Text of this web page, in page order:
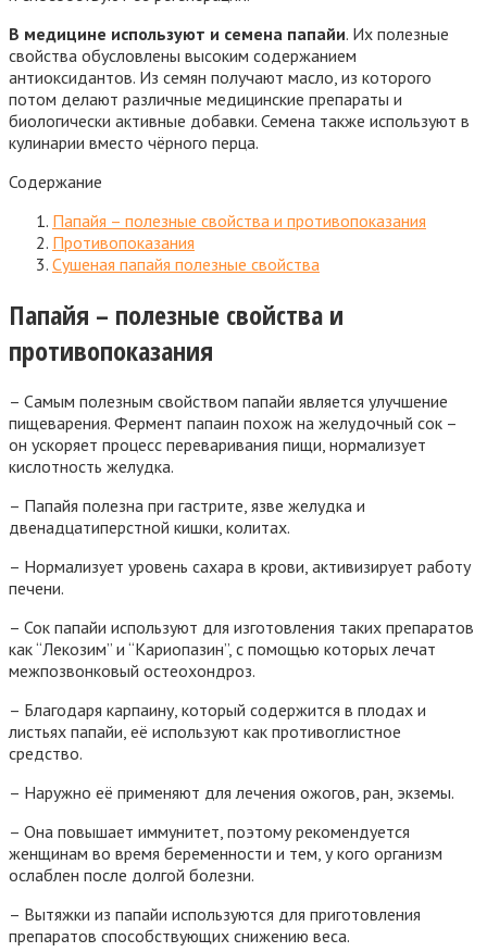
В медицине используют и семена папайи. Их полезные
свойства обусловлены высоким содержанием
антиоксидантов. Из семян получают масло, из которого
потом делают различные медицинские препараты и
биологически активные добавки. Семена также используют в
кулинарии вместо чёрного перца.
Содержание
Папайя – полезные свойства и противопоказания
Противопоказания
Сушеная папайя полезные свойства
Папайя – полезные свойства и
противопоказания
– Самым полезным свойством папайи является улучшение
пищеварения. Фермент папаин похож на желудочный сок –
он ускоряет процесс переваривания пищи, нормализует
кислотность желудка.
– Папайя полезна при гастрите, язве желудка и
двенадцатиперстной кишки, колитах.
– Нормализует уровень сахара в крови, активизирует работу
печени.
– Сок папайи используют для изготовления таких препаратов
как “Лекозим” и “Кариопазин”, с помощью которых лечат
межпозвонковый остеохондроз.
– Благодаря карпаину, который содержится в плодах и
листьях папайи, её используют как противоглистное
средство.
– Наружно её применяют для лечения ожогов, ран, экземы.
– Она повышает иммунитет, поэтому рекомендуется
женщинам во время беременности и тем, у кого организм
ослаблен после долгой болезни.
– Вытяжки из папайи используются для приготовления
препаратов способствующих снижению веса.